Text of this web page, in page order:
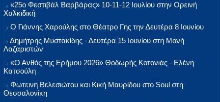
«25ο Φεστιβάλ Βαρβάρας» 10-11-12 Ιουλίου στην Ορεινή
Χαλκιδική
Ο Γιάννης Χαρούλης στο Θέατρο Γης την Δευτέρα 8 Ιουνίου
Δημήτρης Μυστακίδης - Δευτέρα 15 Ιουνίου στη Μονή
Λαζαριστών
«Ο Ανθός της Ερήμου 2026» Θοδωρής Κοτονιάς - Ελένη
Κατσούλη
Φωτεινή Βελεσιώτου και Κική Μαυρίδου στο Soul στη
Θεσσαλονίκη